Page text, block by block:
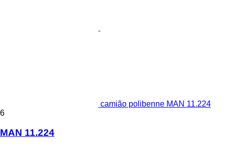
camião polibenne MAN 11.224
6
MAN 11.224